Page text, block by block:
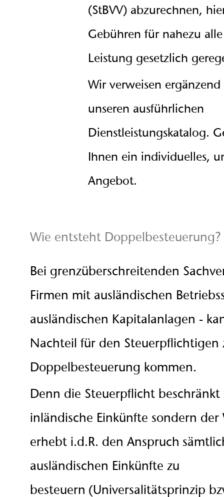
(StBVV) abzurechnen,
Gebühren für nahezu
Leistung gesetzlich
Wir verweisen
unseren ausführlichen
Dienstleistungskatalog.
Ihnen ein individuelles,
Angebot.
Wie entsteht Doppelbesteuerung?
Bei grenzüberschreitenden
Firmen mit ausländischen
ausländischen Kapitalanlagen -
Nachteil für den Steuerpflichtigen
Doppelbesteuerung kommen.
Denn die Steuerpflicht
inländische Einkünfte sondern der
erhebt i.d.R. den Anspruch
ausländischen Einkünfte zu
besteuern (Universalitätsprinzip